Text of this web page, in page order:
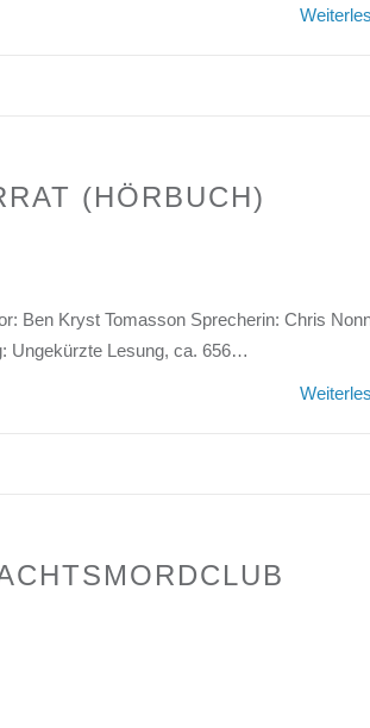
(HÖRBUCH)
Ben Kryst Tomasson Sprecherin: Chris
Ungekürzte Lesung, ca. 656…